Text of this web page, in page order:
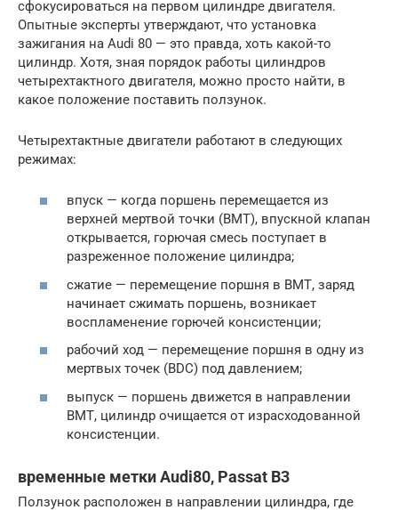
сфокусироваться на первом цилиндре двигателя.
Опытные эксперты утверждают, что установка
зажигания на Audi 80 — это правда, хоть какой-то
цилиндр. Хотя, зная порядок работы цилиндров
четырехтактного двигателя, можно просто найти, в
какое положение поставить ползунок.
Четырехтактные двигатели работают в следующих
режимах:
впуск — когда поршень перемещается из
верхней мертвой точки (ВМТ), впускной клапан
открывается, горючая смесь поступает в
разреженное положение цилиндра;
сжатие — перемещение поршня в ВМТ, заряд
начинает сжимать поршень, возникает
воспламенение горючей консистенции;
рабочий ход — перемещение поршня в одну из
мертвых точек (BDC) под давлением;
выпуск — поршень движется в направлении
ВМТ, цилиндр очищается от израсходованной
консистенции.
временные метки Audi80, Passat B3
Ползунок расположен в направлении цилиндра, где